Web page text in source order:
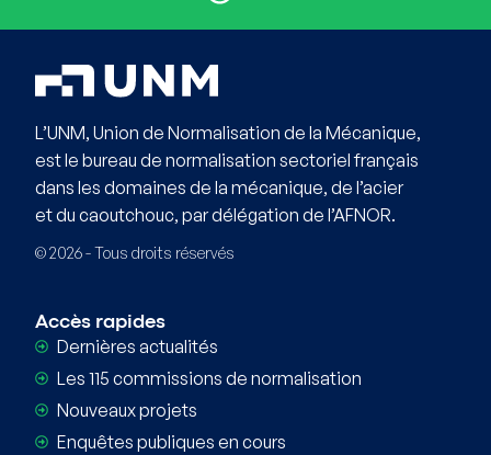
L’UNM, Union de Normalisation de la Mécanique,
est le bureau de normalisation sectoriel français
dans les domaines de la mécanique, de l’acier
et du caoutchouc, par délégation de l’AFNOR.
© 2026 - Tous droits réservés
Accès rapides
Dernières actualités
Les 115 commissions de normalisation
Nouveaux projets
Enquêtes publiques en cours